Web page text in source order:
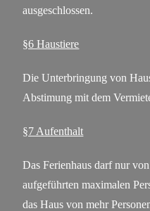
ausgeschlossen.
§6 Haustiere
Die Unterbringung von
Abstimung mit dem
§7 Aufenthalt
Das Ferienhaus darf nur
aufgeführten maximalen
das Haus von mehr